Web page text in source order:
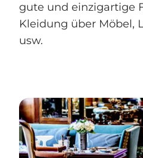
gute und einzigartige
Kleidung über Möbel,
usw.